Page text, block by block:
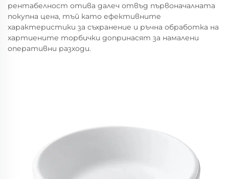
рентабелност отива далеч отвъд първоначалната
покупна цена, тъй като ефективните
характеристики за съхранение и ръчна обработка на
хартиените торбички допринасят за намалени
оперативни разходи.